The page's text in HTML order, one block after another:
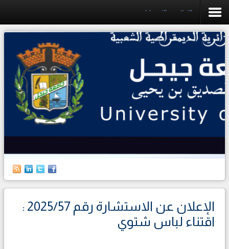
الرئيسية
الجامعة
الكليات
البيداغوجيا
البحث العلمي
التخطيط
العلاقات الخارجية
الإعلان عن الاستشارات
الإعلان عن الاستشارة رقم 2025/57 :
اقتناء لباس شتوي